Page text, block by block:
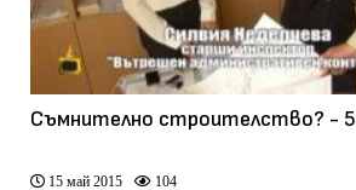
Съмнително строителство? - 5
15 май 2015 104